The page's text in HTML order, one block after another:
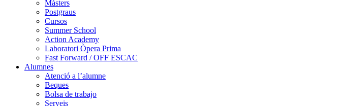
Màsters
Postgraus
Cursos
Summer School
Action Academy
Laboratori Òpera Prima
Fast Forward / OFF ESCAC
Alumnes
Atenció a l’alumne
Beques
Bolsa de trabajo
Serveis